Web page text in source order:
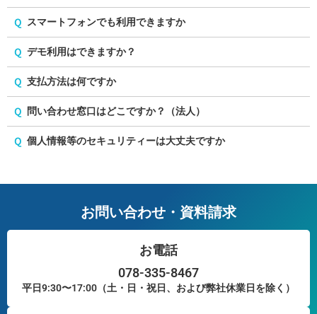
Q スマートフォンでも利用できますか
Q デモ利用はできますか？
Q 支払方法は何ですか
Q 問い合わせ窓口はどこですか？（法人）
Q 個人情報等のセキュリティーは大丈夫ですか
お問い合わせ・資料請求
お電話
078-335-8467
平日9:30〜17:00（土・日・祝日、および弊社休業日を除く）